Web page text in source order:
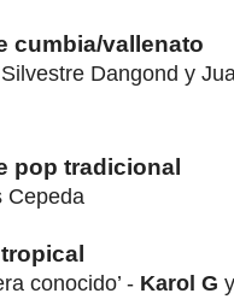
cumbia/vallenato
Silvestre Dangond y
pop tradicional
Cepeda
conocido’ - Karol G